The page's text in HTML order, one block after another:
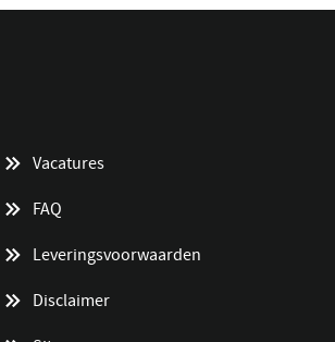
Vacatures
FAQ
Leveringsvoorwaarden
Disclaimer